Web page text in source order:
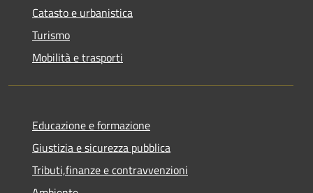
Catasto e urbanistica
Turismo
Mobilità e trasporti
Educazione e formazione
Giustizia e sicurezza pubblica
Tributi,finanze e contravvenzioni